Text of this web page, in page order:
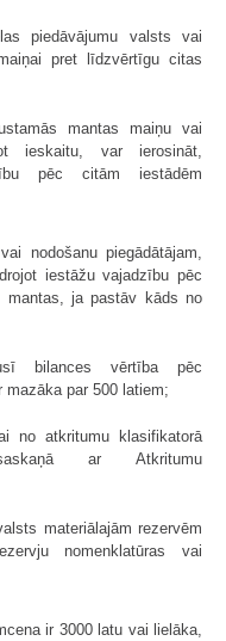
piedāvājumu valsts vai
pret līdzvērtīgu citas
mantas maiņu vai
ieskaitu, var ierosināt,
pēc citām iestādēm
nodošanu piegādātājam,
iestāžu vajadzību pēc
mantas, ja pastāv kāds no
bilances vērtība pēc
par 500 latiem;
no atkritumu klasifikatorā
ar Atkritumu
materiālajām rezervēm
nomenklatūras vai
ir 3000 latu vai lielāka,